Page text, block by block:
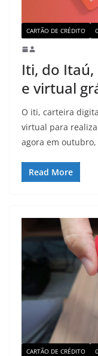
CARTÃO DE CRÉDITO
Iti, do
e virtual
O iti, carteira
virtual para
agora em outubro,
Read More
CARTÃO DE CRÉDITO